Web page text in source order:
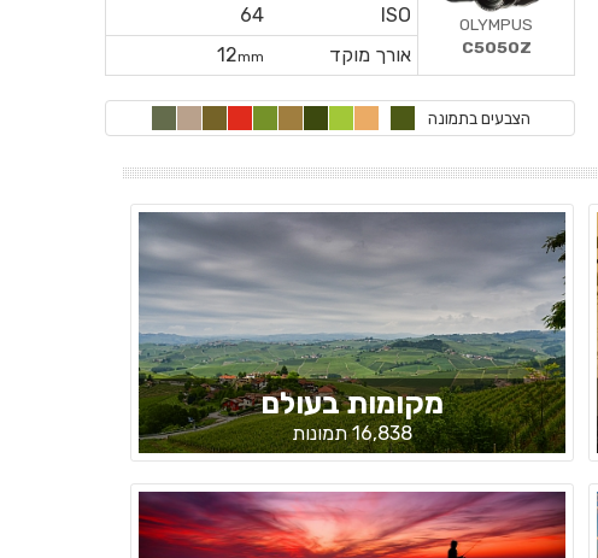
ISO
64
אורך מוקד
12mm
OLYMPUS
C5050Z
הצבעים בתמונה
מקומות בעולם
16,838 תמונות